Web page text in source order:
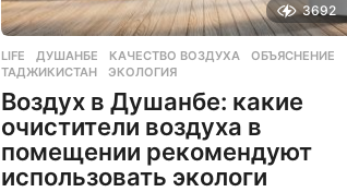
3692
LIFE ДУШАНБЕ ,КАЧЕСТВО ВОЗДУХА ,ОБЪЯСНЕНИЕ
ТАДЖИКИСТАН
,ЭКОЛОГИЯ
Воздух в Душанбе: какие
очистители воздуха в
помещении рекомендуют
использовать экологи